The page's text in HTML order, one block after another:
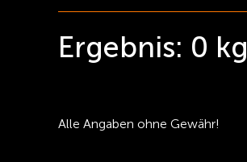
Ergebnis: 0 kg
Alle Angaben ohne Gewähr!